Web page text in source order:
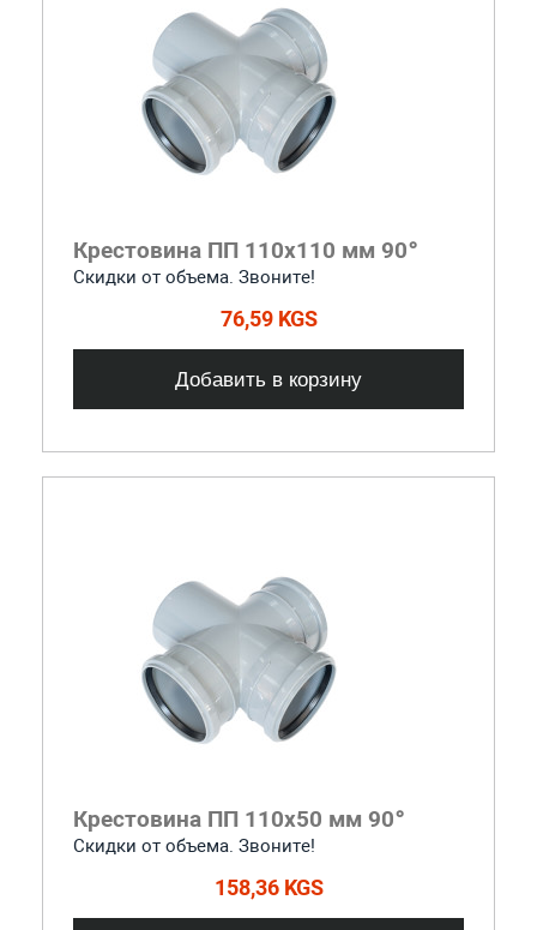
Крестовина ПП 110x110 мм 90°
Скидки от объема. Звоните!
76,59 KGS
Добавить в корзину
Крестовина ПП 110x50 мм 90°
Скидки от объема. Звоните!
158,36 KGS